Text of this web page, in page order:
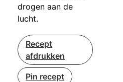
drogen aan de
lucht.
Recept
afdrukken
Pin recept